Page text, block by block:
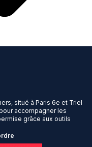
situé à Paris 6e et Triel
accompagner les
grâce aux outils